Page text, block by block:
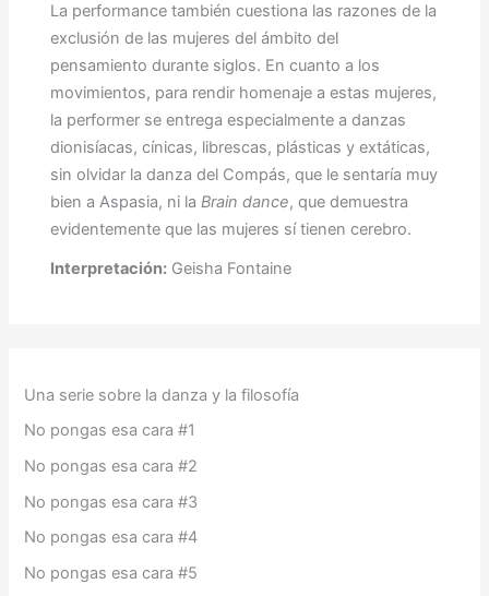
La performance también cuestiona las razones de la
exclusión de las mujeres del ámbito del
pensamiento durante siglos. En cuanto a los
movimientos, para rendir homenaje a estas mujeres,
la performer se entrega especialmente a danzas
dionisíacas, cínicas, librescas, plásticas y extáticas,
sin olvidar la danza del Compás, que le sentaría muy
bien a Aspasia, ni la Brain dance, que demuestra
evidentemente que las mujeres sí tienen cerebro.
Interpretación:Geisha Fontaine
Una serie sobre la danza y la filosofía
No pongas esa cara #1
No pongas esa cara #2
No pongas esa cara #3
No pongas esa cara #4
No pongas esa cara #5